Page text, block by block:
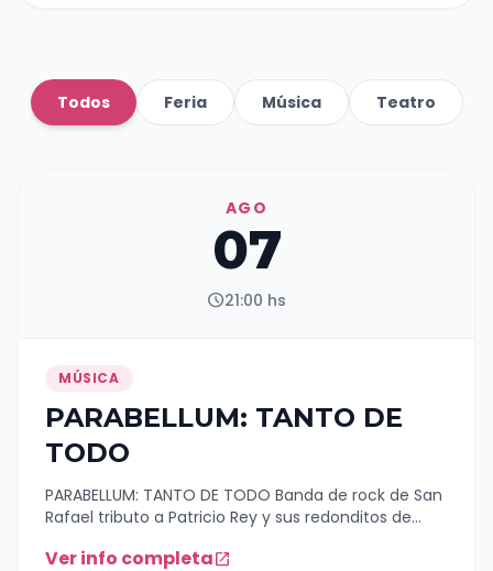
Todos Feria Música Teatro
AGO
07
schedule21:00 hs
MÚSICA
PARABELLUM: TANTO DE
TODO
PARABELLUM: TANTO DE TODO Banda de rock de San
Rafael tributo a Patricio Rey y sus redonditos de
Este Viernes 7 de Agosto en @excelsiormultiespacio
Ver info completaopen_in_new